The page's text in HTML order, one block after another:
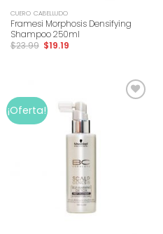
CUERO CABELLUDO
Framesi Morphosis Densifying
Shampoo 250ml
$23.99 $19.19
¡Oferta!